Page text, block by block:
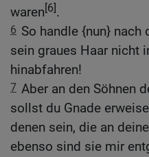
waren[6].
6 So handle {nun}
sein graues Haar nicht
hinabfahren!
7 Aber an den Söhnen
sollst du Gnade
denen sein, die an
ebenso sind sie mir